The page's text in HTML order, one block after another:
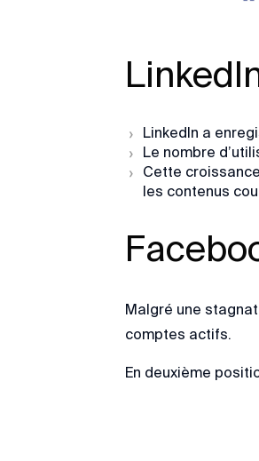
LinkedIn a
Le nombre
Cette
les contenus
Malgré une
comptes actifs.
En deuxième